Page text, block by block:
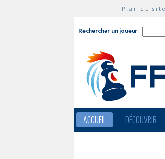
Plan du site
Rechercher un joueur
ACCUEIL DÉCOUVRIR